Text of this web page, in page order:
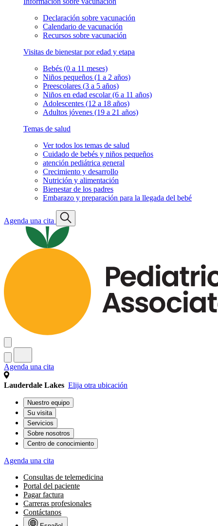
Declaración sobre vacunación
Calendario de vacunación
Recursos sobre vacunación
Visitas de bienestar por edad y etapa
Bebés (0 a 11 meses)
Niños pequeños (1 a 2 años)
Preescolares (3 a 5 años)
Niños en edad escolar (6 a 11 años)
Adolescentes (12 a 18 años)
Adultos jóvenes (19 a 21 años)
Temas de salud
Ver todos los temas de salud
Cuidado de bebés y niños pequeños
atención pediátrica general
Crecimiento y desarrollo
Nutrición y alimentación
Bienestar de los padres
Embarazo y preparación para la llegada del bebé
Agenda una cita
Agenda una cita
Lauderdale Lakes Elija otra ubicación
Nuestro equipo
Su visita
Servicios
Sobre nosotros
Centro de conocimiento
Agenda una cita
Consultas de telemedicina
Portal del paciente
Pagar factura
Carreras profesionales
Contáctanos